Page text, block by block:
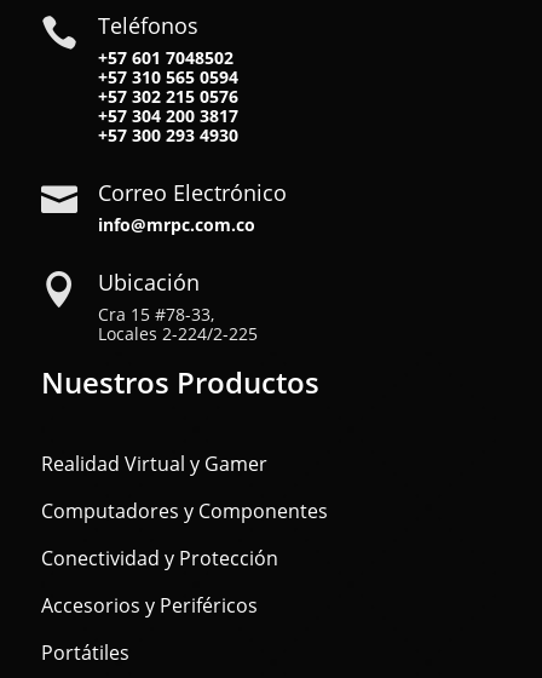
 Teléfonos
+57 601 7048502
+57310 565 0594
+57302 215 0576
+57304 200 3817
+57300 293 4930
 Correo Electrónico
info@mrpc.com.co
 Ubicación
Cra 15 #78-33,
Locales 2-224/2-225
Nuestros Productos
Realidad Virtual y Gamer
Computadores y Componentes
Conectividad y Protección
Accesorios y Periféricos
Portátiles